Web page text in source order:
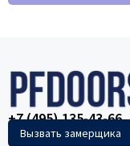
+7 (495) 135-43-66
Вызвать замерщика